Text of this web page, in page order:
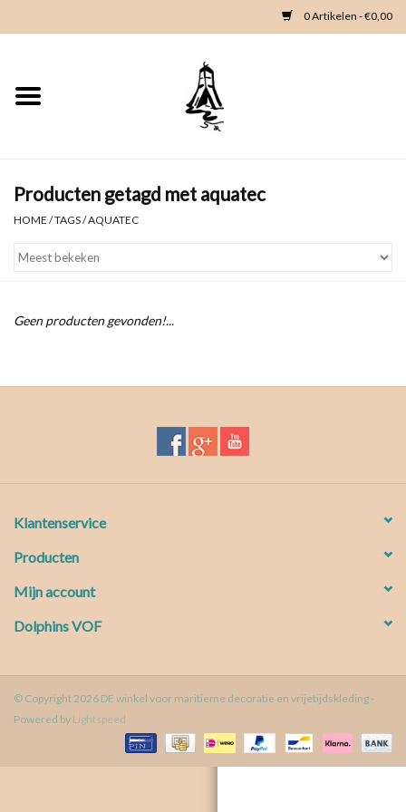
0 Artikelen - €0,00
Home
Kleding
Producten getagd met aquatec
HOME /TAGS/AQUATEC
Geen producten gevonden!...
Klantenservice
Producten
Mijn account
Dolphins VOF
© Copyright 2026 DE winkel voor maritieme decoratie en vrijetijdskleding -
Powered by Lightspeed